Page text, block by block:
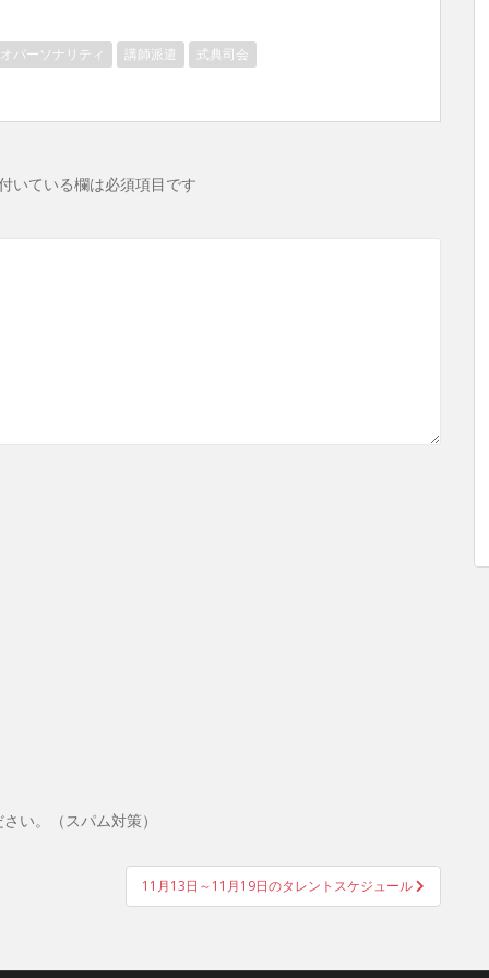
パーソナリティ 講師派遣 式典司会
いている欄は必須項目です
い。（スパム対策）
11月13日～11月19日のタレントスケジュール